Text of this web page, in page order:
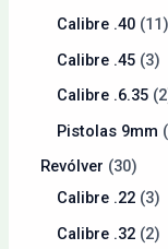
Calibre .40 11
Calibre .45 3
Calibre .6.35 2
Pistolas 9mm
Revólver
30
Calibre .22 3
Calibre .32 2